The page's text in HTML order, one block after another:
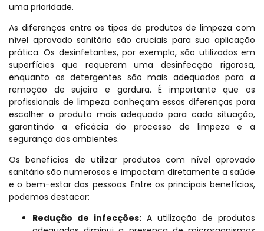
uma prioridade.
As diferenças entre os tipos de produtos de limpeza com
nível aprovado sanitário são cruciais para sua aplicação
prática. Os desinfetantes, por exemplo, são utilizados em
superfícies que requerem uma desinfecção rigorosa,
enquanto os detergentes são mais adequados para a
remoção de sujeira e gordura. É importante que os
profissionais de limpeza conheçam essas diferenças para
escolher o produto mais adequado para cada situação,
garantindo a eficácia do processo de limpeza e a
segurança dos ambientes.
Os benefícios de utilizar produtos com nível aprovado
sanitário são numerosos e impactam diretamente a saúde
e o bem-estar das pessoas. Entre os principais benefícios,
podemos destacar:
Redução de infecções: A utilização de produtos